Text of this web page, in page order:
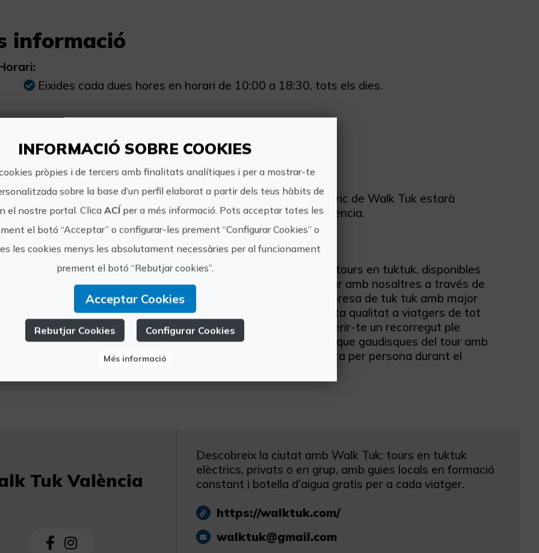
informació
Eixides cada dues hores en horari de 10:00 a 18:30, tots els dies.
38.99€ per viatger.
arribar:
Després de reservar el seu viatge, el nostre tuktuk elèctric de Walk Tuk estarà
esperant al Carrer de la Blanqueria Nº3 en Ciutat Vella, València.
altra informació:
Descobrix la ciutat d’una forma original amb els nostres tours en tuktuk, disponibles
tant en format privat com en grup. Només has de contactar amb nosaltres a través de
la nostra web per a reservar la teua experiència. Som l’empresa de tuk tuk amb major
creixement en 2025, destacant per oferir experiències d’alta qualitat a viatgers de tot
el món. Els nostres guies reben formació constant per a oferir-te un recorregut ple
d’història, curiositats i recomanacions locals. A més, volem que gaudisques del tour amb
total comoditat, per això incloem una botella d’aigua gratuïta per persona durant el
Tuk València
Descobreix la ciutat amb Walk Tuk: tours en tuktuk
elèctrics, privats o en grup, amb guies locals en formació
constant i botella d’aigua gratis per a cada viatger.
https://walktuk.com/
walktuk@gmail.com
INFORMACIÓ SOBRE COOKIES
pròpies i de tercers amb finalitats analítiques i per a mostrar-te
sobre la base d’un perfil elaborat a partir dels teus hàbits de
el nostre portal. Clica ACÍ per a més informació. Pots acceptar totes les
el botó “Acceptar” o configurar-les prement “Configurar Cookies” o
les cookies menys les absolutament necessàries per al funcionament
prement el botó “Rebutjar cookies”.
Acceptar Cookies
Rebutjar Cookies Configurar Cookies
Més informació